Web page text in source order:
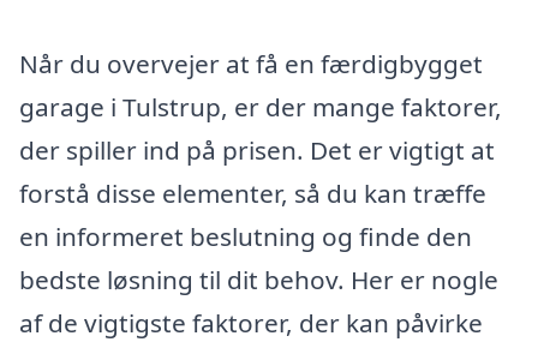
Når du overvejer at få en færdigbygget
garage i Tulstrup, er der mange faktorer,
der spiller ind på prisen. Det er vigtigt at
forstå disse elementer, så du kan træffe
en informeret beslutning og finde den
bedste løsning til dit behov. Her er nogle
af de vigtigste faktorer, der kan påvirke